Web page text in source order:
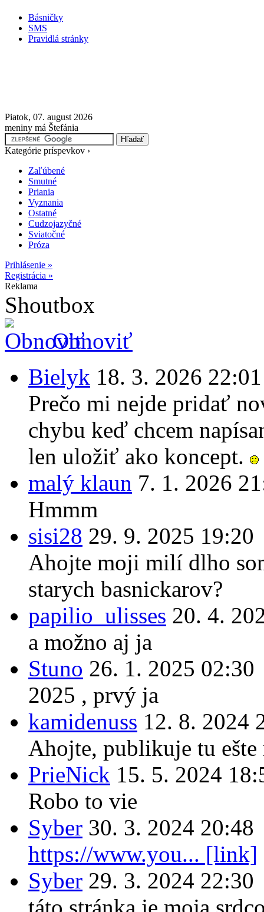
Básničky
SMS
Pravidlá stránky
Piatok, 07. august 2026
meniny má Štefánia
Kategórie príspevkov ›
Zaľúbené
Smutné
Priania
Vyznania
Ostatné
Cudzojazyčné
Sviatočné
Próza
Prihlásenie »
Registrácia »
Reklama
Shoutbox
Obnoviť
Bielyk 18. 3. 2026 22:01
Prečo mi nejde pridať
chybu keď chcem
len uložiť ako koncept.
malý klaun 7. 1. 2026
Hmmm
sisi28 29. 9. 2025 19:20
Ahojte moji milí dlho
starych basnickarov?
papilio_ulisses 20. 4.
a možno aj ja
Stuno 26. 1. 2025 02:30
2025 , prvý ja
kamidenuss 12. 8. 2024
Ahojte, publikuje tu
PrieNick 15. 5. 2024
Robo to vie
Syber 30. 3. 2024 20:48
https://www.you... [link]
Syber 29. 3. 2024 22:30